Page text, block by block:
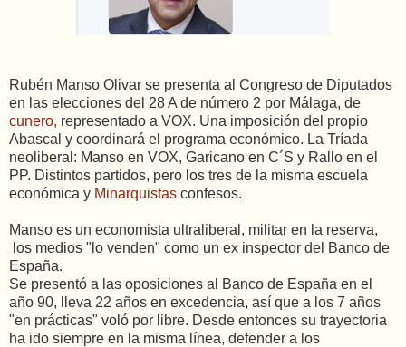
Rubén Manso Olivar se presenta al Congreso de Diputados
en las elecciones del 28 A de número 2 por Málaga, de
cunero, representado a VOX. Una imposición del propio
Abascal y coordinará el programa económico. La Tríada
neoliberal: Manso en VOX, Garicano en C´S y Rallo en el
PP. Distintos partidos, pero los tres de la misma escuela
económica y Minarquistas confesos.
Manso es un economista ultraliberal, militar en la reserva,
los medios "lo venden" como un ex inspector del Banco de
España.
Se presentó a las oposiciones al Banco de España en el
año 90, lleva 22 años en excedencia, así que a los 7 años
"en prácticas" voló por libre. Desde entonces su trayectoria
ha ido siempre en la misma línea, defender a los